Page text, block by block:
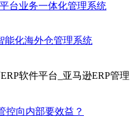
台业务一体化管理系统
能化海外仓管理系统
控向内部要效益？